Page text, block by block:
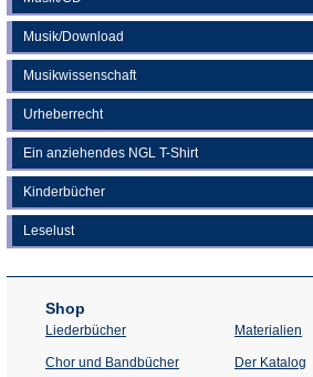
Musik/Download
Musikwissenschaft
Urheberrecht
Ein anziehendes NGL T-Shirt
Kinderbücher
Leselust
Shop
Liederbücher
Chor und Bandbücher
Materialien
Der Katalog